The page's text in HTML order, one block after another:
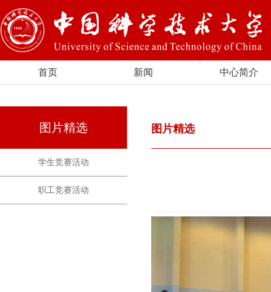
首页 新闻 中心简介
图片精选
学生竞赛活动
职工竞赛活动
图片精选